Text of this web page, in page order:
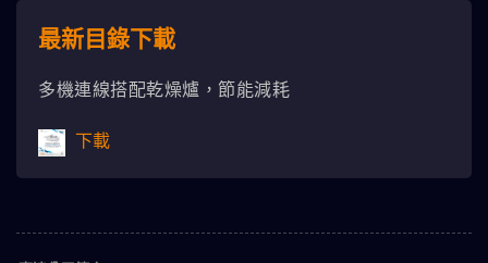
最新目錄下載
多機連線搭配乾燥爐，節能減耗
下載